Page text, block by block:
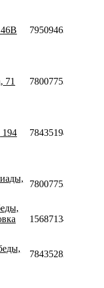
79509463073
71 78007753553
194 78435194851
78007753553
78435282504